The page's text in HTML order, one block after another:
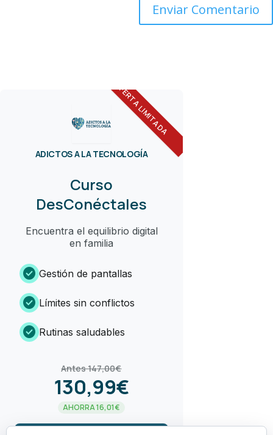
OFERTA LIMITADA
ADICTOS A LA TECNOLOGÍA
Curso
DesConéctales
Encuentra el equilibrio digital
en familia
check_circle Gestión de pantallas
check_circle Límites sin conflictos
check_circle Rutinas saludables
Antes 147,00€
130,99€
AHORRA 16,01€